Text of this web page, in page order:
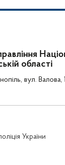
області
вул. Валова,
України